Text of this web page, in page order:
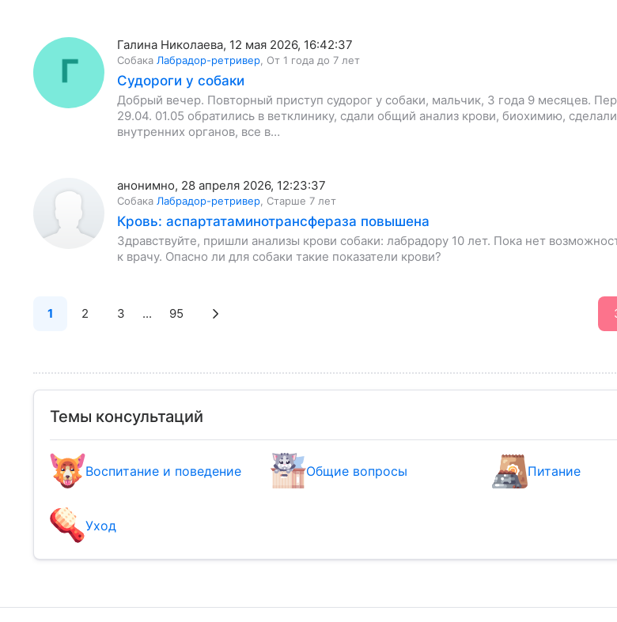
Галина Николаева, 12 мая 2026, 16:42:37
Собака Лабрадор-ретривер От 1 года до 7 лет
Судороги у собаки
Добрый вечер. Повторный приступ судорог у собаки, мальчик, 3 года 9 месяцев.
29.04. 01.05 обратились в ветклинику, сдали общий анализ крови, биохимию,
внутренних органов, все в…
анонимно, 28 апреля 2026, 12:23:37
Собака Лабрадор-ретривер Старше 7 лет
Кровь: аспартатаминотрансфераза повышена
Здравствуйте, пришли анализы крови собаки: лабрадору 10 лет. Пока нет
к врачу. Опасно ли для собаки такие показатели крови?
1 2 3 ... 95
Темы консультаций
Воспитание и поведение Общие вопросы Питание
Уход